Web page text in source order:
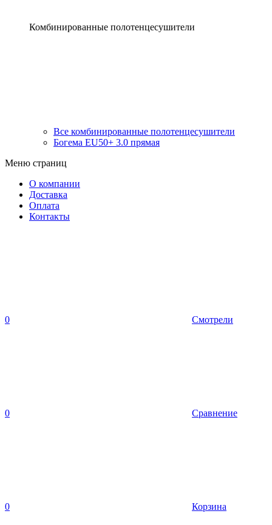
Комбинированные полотенцесушители
Все комбинированные полотенцесушители
Богема EU50+ 3.0 прямая
Меню страниц
О компании
Доставка
Оплата
Контакты
0 Смотрели
0 Сравнение
0 Корзина